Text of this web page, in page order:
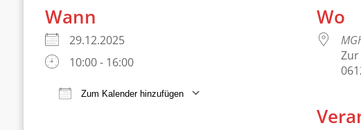
Wann
29.12.2025
10:00 - 16:00
Zum Kalender hinzufügen
Google Kalender
Wo
Zur